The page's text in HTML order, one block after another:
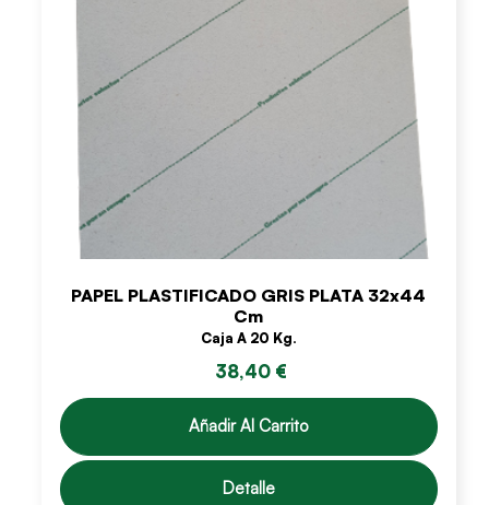
PAPEL PLASTIFICADO GRIS PLATA 32x44
Cm
Caja A 20 Kg.
38,40 €
Añadir Al Carrito
Detalle